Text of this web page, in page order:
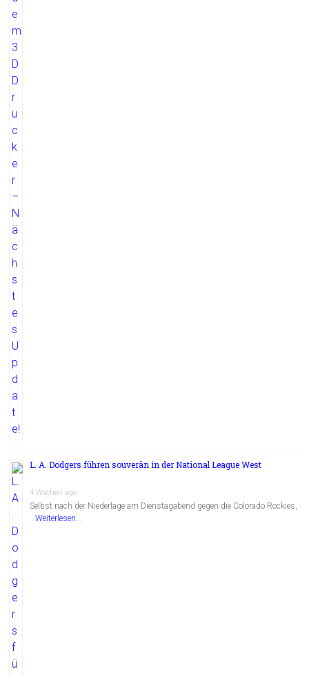
L. A. Dodgers führen souverän in der National League West
4 Wochen ago
Selbst nach der Niederlage am Dienstagabend gegen die Colorado Rockies,
…Weiterlesen...